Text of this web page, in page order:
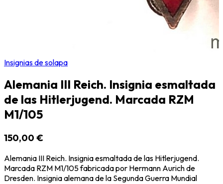
Insignias de solapa
Alemania III Reich. Insignia esmaltada
de las Hitlerjugend. Marcada RZM
M1/105
150,00 €
Alemania III Reich. Insignia esmaltada de las Hitlerjugend.
Marcada RZM M1/105 fabricada por Hermann Aurich de
Dresden. Insignia alemana de la Segunda Guerra Mundial